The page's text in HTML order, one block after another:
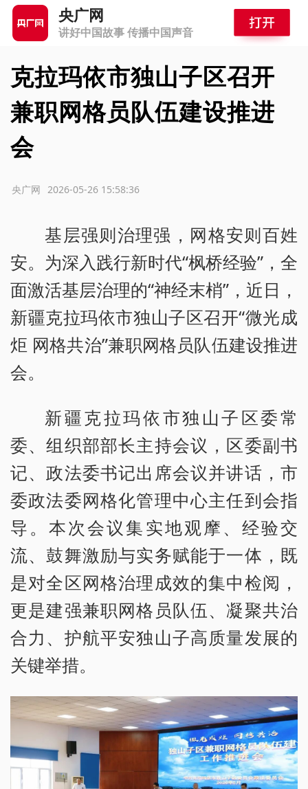
央广网
讲好中国故事 传播中国声音
克拉玛依市独山子区召开
兼职网格员队伍建设推进
会
2026-05-26 15:58:36
央广网
基层强则治理强，网格安则百姓
安。为深入践行新时代“枫桥经验”，全
面激活基层治理的“神经末梢”，近日，
新疆克拉玛依市独山子区召开“微光成
炬 网格共治”兼职网格员队伍建设推进
会。
新疆克拉玛依市独山子区委常
委、组织部部长主持会议，区委副书
记、政法委书记出席会议并讲话，市
委政法委网格化管理中心主任到会指
导。本次会议集实地观摩、经验交
流、鼓舞激励与实务赋能于一体，既
是对全区网格治理成效的集中检阅，
更是建强兼职网格员队伍、凝聚共治
合力、护航平安独山子高质量发展的
关键举措。